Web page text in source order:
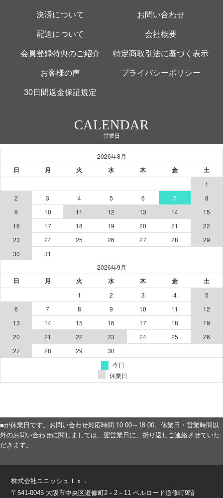
決済について お問い合わせ
配送について 会社概要
会員登録特典のご紹介 特定商取引法に基づく表示
お客様の声 プライバシーポリシー
30日間返金保証規定
CALENDAR
営業日
■が休業日です。お問い合わせ対応時間 10:00～18:00。休業日・営業時間以
外のお問い合わせに関しましては、翌営業日に、折り返しご連絡させていた
だきます。
株式会社ユニッシュｌｘ．
〒541-0045 大阪市中央区道修町2－2－11 ベルロード道修町9階